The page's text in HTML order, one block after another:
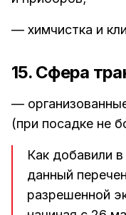
— химчистка и
15. Сфера
—
(при посадке не
Как добавили
данный
разрешенной